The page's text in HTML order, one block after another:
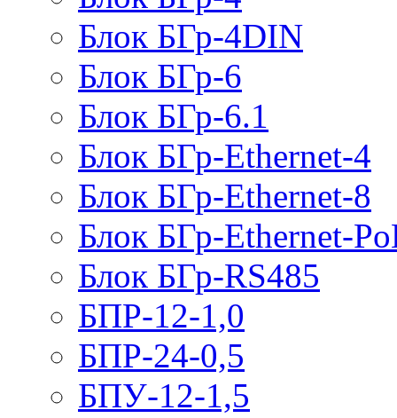
Блок БГр-4DIN
Блок БГр-6
Блок БГр-6.1
Блок БГр-Ethernet-4
Блок БГр-Ethernet-8
Блок БГр-Ethernet-
Блок БГр-RS485
БПР-12-1,0
БПР-24-0,5
БПУ-12-1,5